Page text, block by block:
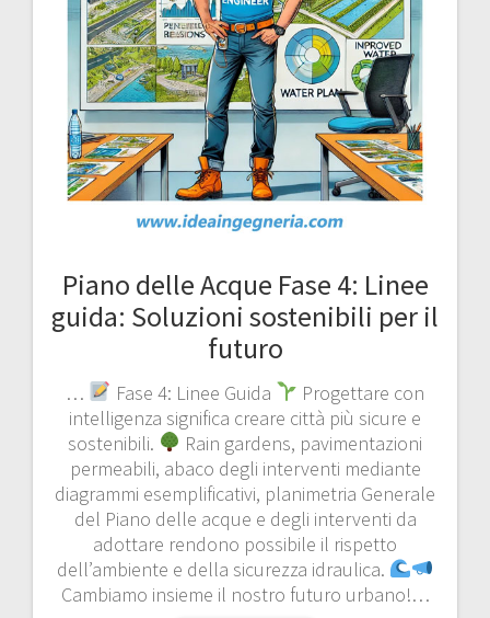
Piano delle Acque Fase 4: Linee
guida: Soluzioni sostenibili per il
futuro
… Fase 4: Linee Guida
Progettare con
intelligenza significa creare città più sicure e
sostenibili.
Rain gardens, pavimentazioni
permeabili, abaco degli interventi mediante
diagrammi esemplificativi, planimetria Generale
del Piano delle acque e degli interventi da
adottare rendono possibile il rispetto
dell’ambiente e della sicurezza idraulica.
Cambiamo insieme il nostro futuro urbano!…